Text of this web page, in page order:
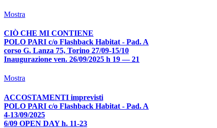
Mostra
CIÒ CHE MI CONTIENE
POLO PARI c/o Flashback Habitat - Pad. A
corso G. Lanza 75, Torino 27/09-15/10
Inaugurazione ven. 26/09/2025 h 19 — 21
Mostra
ACCOSTAMENTI imprevisti
POLO PARI c/o Flashback Habitat - Pad. A
4-13/09/2025
6/09 OPEN DAY h. 11-23